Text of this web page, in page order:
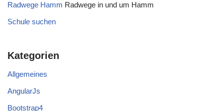
Radwege Hamm Radwege in und um Hamm
Schule suchen
Kategorien
Allgemeines
AngularJs
Bootstrap4